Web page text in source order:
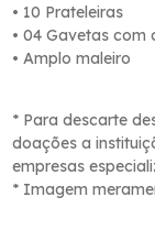
• 10 Prateleiras
• 04 Gavetas com
• Amplo maleiro
* Para descarte
doações a
empresas
* Imagem